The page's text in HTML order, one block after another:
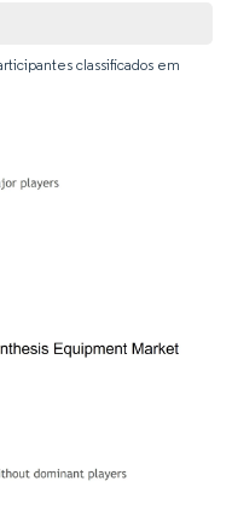
classificados em